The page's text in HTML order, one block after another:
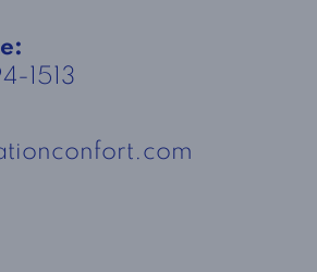
1513